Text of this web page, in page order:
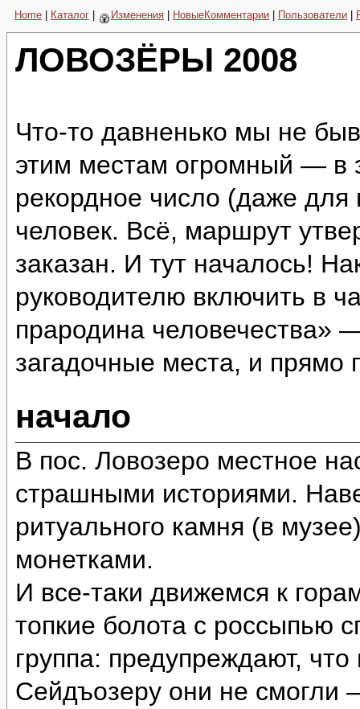
Home Каталог Изменения НовыеКомментарии Пользователи
ЛОВОЗЁРЫ 2008
Что-то давненько мы не
этим местам огромный — в
рекордное число (даже
человек. Всё, маршрут
заказан. И тут началось!
руководителю включить в
прародина человечества»
загадочные места, и
начало
В пос. Ловозеро местное
страшными историями.
ритуального камня (в
монетками.
И все-таки движемся к
топкие болота с россыпью
группа: предупреждают,
Сейдъозеру они не смогли